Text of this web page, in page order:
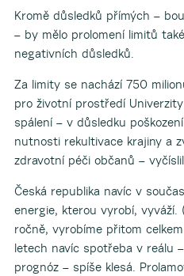
Kromě důsledků přímých –
– by mělo prolomení limitů
negativních důsledků.
Za limity se nachází 750
pro životní prostředí
spálení – v důsledku
nutnosti rekultivace krajiny a
zdravotní péči občanů –
Česká republika navíc v
energie, kterou vyrobí, vyváží.
ročně, vyrobíme přitom
letech navíc spotřeba v reálu
prognóz – spíše klesá.